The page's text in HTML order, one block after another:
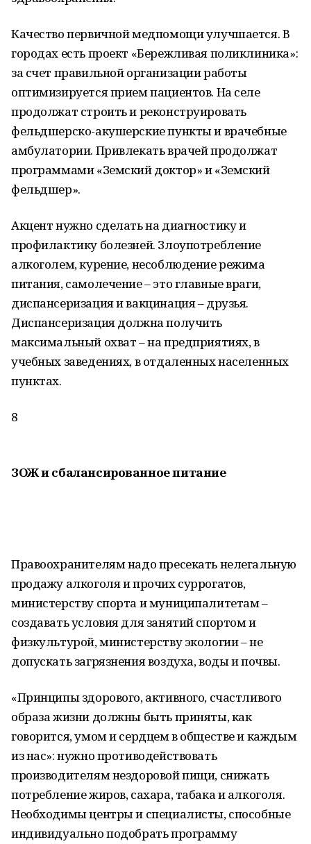
Качество первичной медпомощи улучшается. В
городах есть проект «Бережливая поликлиника»:
за счет правильной организации работы
оптимизируется прием пациентов. На селе
продолжат строить и реконструировать
фельдшерско-акушерские пункты и врачебные
амбулатории. Привлекать врачей продолжат
программами «Земский доктор» и «Земский
фельдшер».
Акцент нужно сделать на диагностику и
профилактику болезней. Злоупотребление
алкоголем, курение, несоблюдение режима
питания, самолечение – это главные враги,
диспансеризация и вакцинация – друзья.
Диспансеризация должна получить
максимальный охват – на предприятиях, в
учебных заведениях, в отдаленных населенных
пунктах.
8
ЗОЖ и сбалансированное питание
Правоохранителям надо пресекать нелегальную
продажу алкоголя и прочих суррогатов,
министерству спорта и муниципалитетам –
создавать условия для занятий спортом и
физкультурой, министерству экологии – не
допускать загрязнения воздуха, воды и почвы.
«Принципы здорового, активного, счастливого
образа жизни должны быть приняты, как
говорится, умом и сердцем в обществе и каждым
из нас»: нужно противодействовать
производителям нездоровой пищи, снижать
потребление жиров, сахара, табака и алкоголя.
Необходимы центры и специалисты, способные
индивидуально подобрать программу